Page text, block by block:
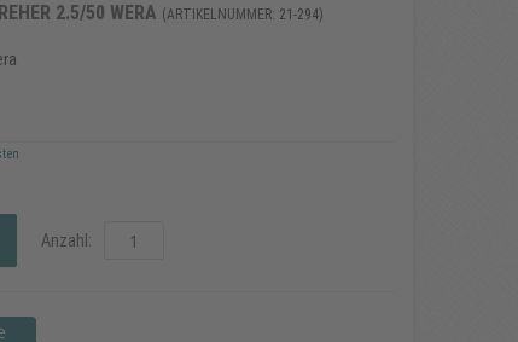
2.5/50 WERA (ARTIKELNUMMER: 21-294)
Anzahl: